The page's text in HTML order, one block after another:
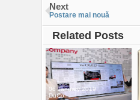
Next
Postare mai nouă
Related Posts
06 January 2019
DuCo